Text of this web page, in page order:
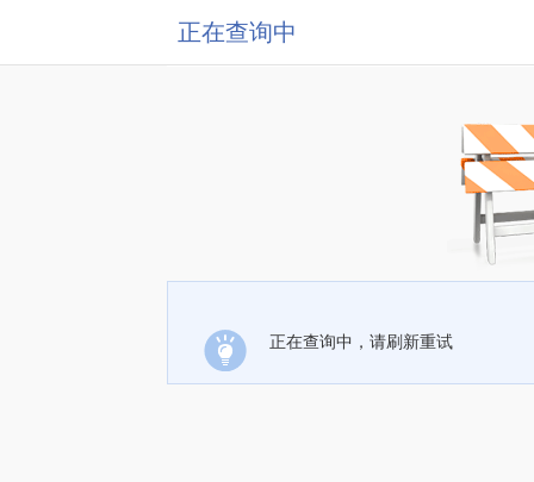
正在查询中
正在查询中，请刷新重试